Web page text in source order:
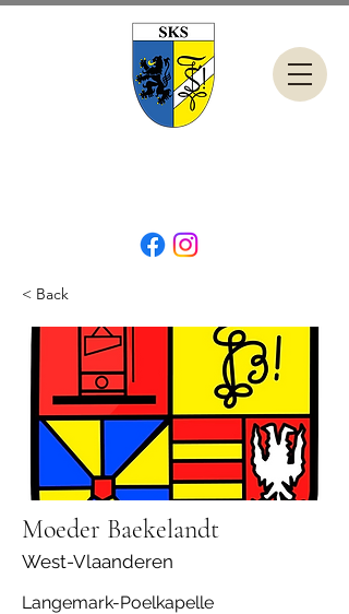
< Back
Moeder Baekelandt
West-Vlaanderen
Langemark-Poelkapelle